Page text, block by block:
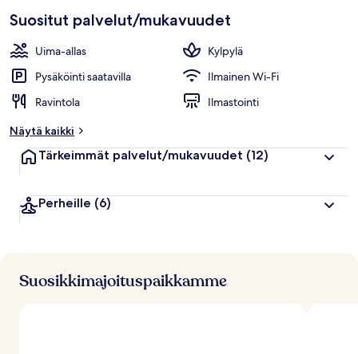
Suositut palvelut/mukavuudet
Uima-allas
Kylpylä
Pysäköinti saatavilla
Ilmainen Wi-Fi
Ravintola
Ilmastointi
Näytä kaikki
Tärkeimmät palvelut/mukavuudet (12)
Perheille (6)
Suosikkimajoituspaikkamme